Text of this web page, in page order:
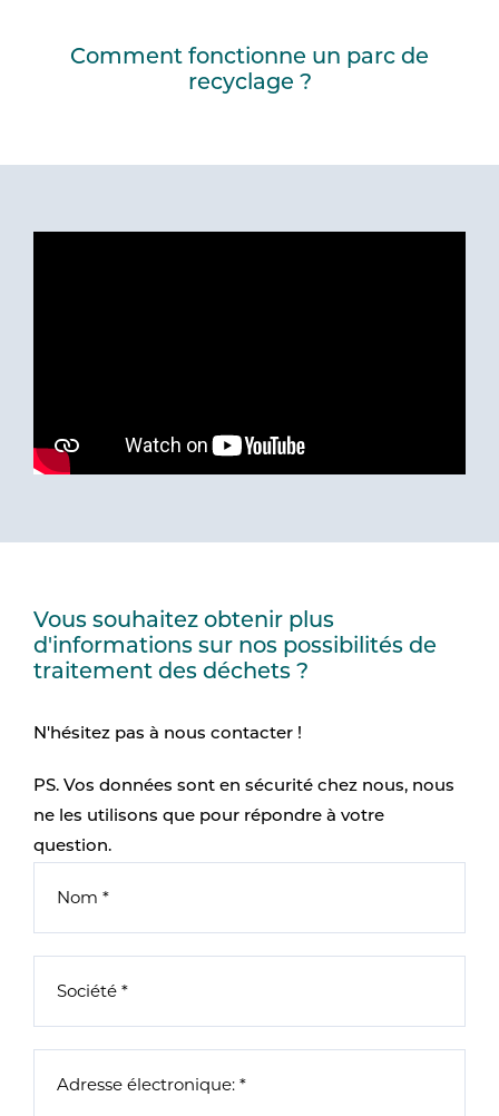
Comment fonctionne un parc de
recyclage ?
Vous souhaitez obtenir plus
d'informations sur nos possibilités de
traitement des déchets ?
N'hésitez pas à nous contacter !
PS. Vos données sont en sécurité chez nous, nous
ne les utilisons que pour répondre à votre
question.